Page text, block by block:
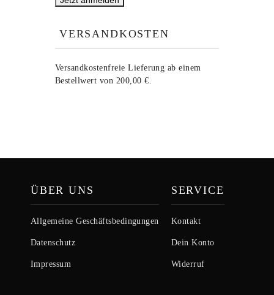
VERSANDKOSTEN
Versandkostenfreie Lieferung ab einem
Bestellwert von 200,00 €.
ÜBER UNS
Allgemeine Geschäftsbedingungen
Datenschutz
Impressum
SERVICE
Kontakt
Dein Konto
Widerruf